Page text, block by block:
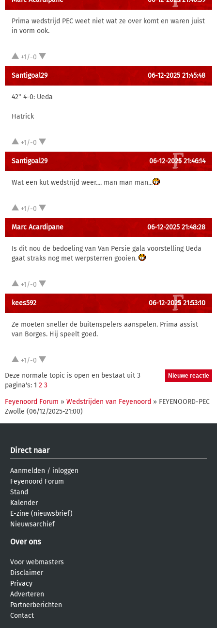
Prima wedstrijd PEC weet niet wat ze over komt en waren juist
in vorm ook.
+1/-0
Santigoal29 06-12-2025 21:45:48
42" 4-0: Ueda
Hatrick
+1/-0
Santigoal29 06-12-2025 21:46:14
Wat een kut wedstrijd weer.... man man man...
+1/-0
Marc Acardipane 06-12-2025 21:48:28
Is dit nou de bedoeling van Van Persie gala voorstelling Ueda
gaat straks nog met werpsterren gooien.
+1/-0
kees592 06-12-2025 21:53:10
Ze moeten sneller de buitenspelers aanspelen. Prima assist
van Borges. Hij speelt goed.
+1/-0
Deze normale topic is open en bestaat uit 3
pagina's: 1 2 3
Feyenoord Forum » Wedstrijden van Feyenoord » FEYENOORD-PEC
Zwolle (06/12/2025-21:00)
Direct naar
Aanmelden / inloggen
Feyenoord Forum
Stand
Kalender
E-zine (nieuwsbrief)
Nieuwsarchief
Over ons
Voor webmasters
Disclaimer
Privacy
Adverteren
Partnerberichten
Contact